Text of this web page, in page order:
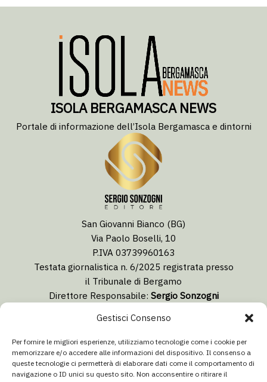
Gestisci Consenso
Per fornire le migliori esperienze, utilizziamo tecnologie come i cookie per
memorizzare e/o accedere alle informazioni del dispositivo. Il consenso a
queste tecnologie ci permetterà di elaborare dati come il comportamento di
navigazione o ID unici su questo sito. Non acconsentire o ritirare il
ISOLA BERGAMASCA NEWS
Portale di informazione dell’Isola Bergamasca e dintorni
San Giovanni Bianco (BG)
Via Paolo Boselli, 10
P.IVA 03739960163
Testata giornalistica n. 6/2025 registrata presso
il Tribunale di Bergamo
Direttore Responsabile: Sergio Sonzogni
redazione@isolabergamascanews.it